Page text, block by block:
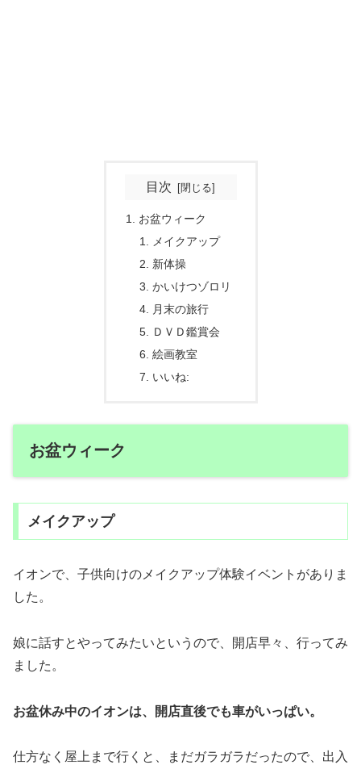
目次
お盆ウィーク
メイクアップ
新体操
かいけつゾロリ
月末の旅行
ＤＶＤ鑑賞会
絵画教室
いいね:
お盆ウィーク
メイクアップ
イオンで、子供向けのメイクアップ体験イベントがありま
した。
娘に話すとやってみたいというので、開店早々、行ってみ
ました。
お盆休み中のイオンは、開店直後でも車がいっぱい。
仕方なく屋上まで行くと、まだガラガラだったので、出入